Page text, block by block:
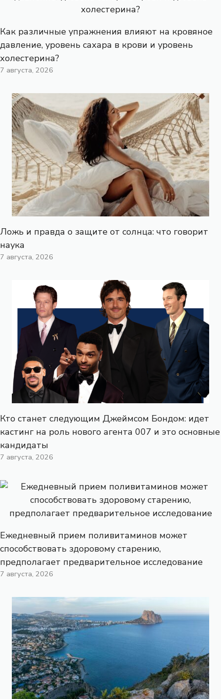
Как различные упражнения влияют на кровяное
давление, уровень сахара в крови и уровень
холестерина?
7 августа, 2026
Ложь и правда о защите от солнца: что говорит
наука
7 августа, 2026
Кто станет следующим Джеймсом Бондом: идет
кастинг на роль нового агента 007 и это основные
кандидаты
7 августа, 2026
Ежедневный прием поливитаминов может
способствовать здоровому старению,
предполагает предварительное исследование
7 августа, 2026